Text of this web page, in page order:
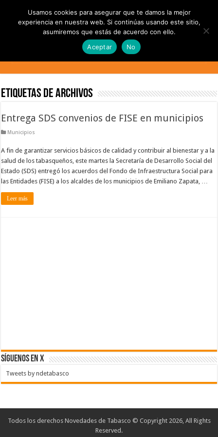
Etiquetas de Archivos
Entrega SDS convenios de FISE en municipios
Municipios
A fin de garantizar servicios básicos de calidad y contribuir al bienestar y a la
salud de los tabasqueños, este martes la Secretaría de Desarrollo Social del
Estado (SDS) entregó los acuerdos del Fondo de Infraestructura Social para
las Entidades (FISE) a los alcaldes de los municipios de Emiliano Zapata, …
Leer más
SÍGUENOS EN X
Tweets by ndetabasco
Todos los derechos Novedades de Tabasco © Copyright 2026, All Rights
Reserved.
Usamos cookies para asegurar que te damos la mejor
experiencia en nuestra web. Si continúas usando este sitio,
asumiremos que estás de acuerdo con ello.
Aceptar
No